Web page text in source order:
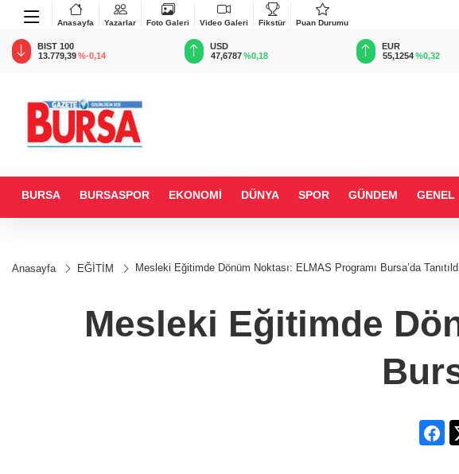
Anasayfa Yazarlar Foto Galeri Video Galeri Fikstür Puan Durumu
BIST 100
13.779,39%-0,14
USD
47,6787 %0,18
EUR
55,1254%0,32
BURSA BURSASPOR EKONOMİ DÜNYA SPOR GÜNDEM GENEL
Anasayfa EĞİTİM Mesleki Eğitimde Dönüm Noktası: ELMAS Programı Bursa’da
Mesleki Eğitimde